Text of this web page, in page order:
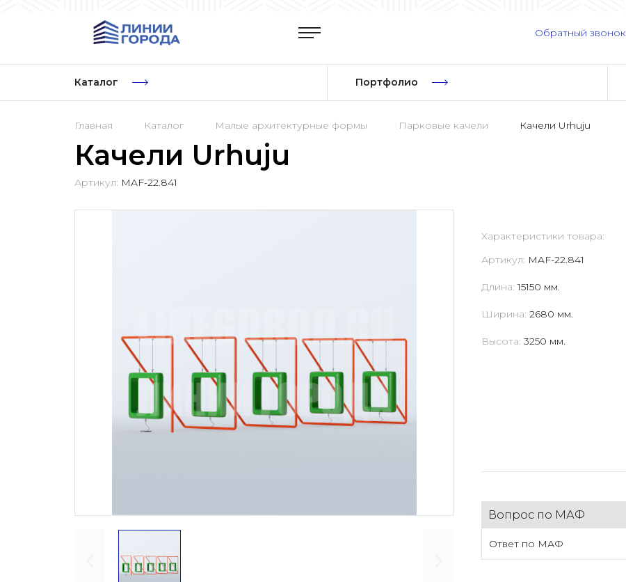
Обратный звонок
Каталог Портфолио
Главная Каталог Малые архитектурные формы Парковые качели Качели Urhuju
Качели Urhuju
Артикул: MAF-22.841
Характеристики товара:
Артикул: MAF-22.841
Длина:15150 мм.
Ширина: 2680 мм.
Высота: 3250 мм.
Вопрос по МАФ
Ответ по МАФ